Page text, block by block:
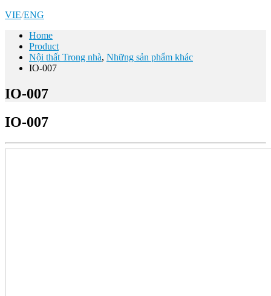
VIE/ENG
Home
Product
Nội thất Trong nhà, Những sản phẩm khác
IO-007
IO-007
IO-007